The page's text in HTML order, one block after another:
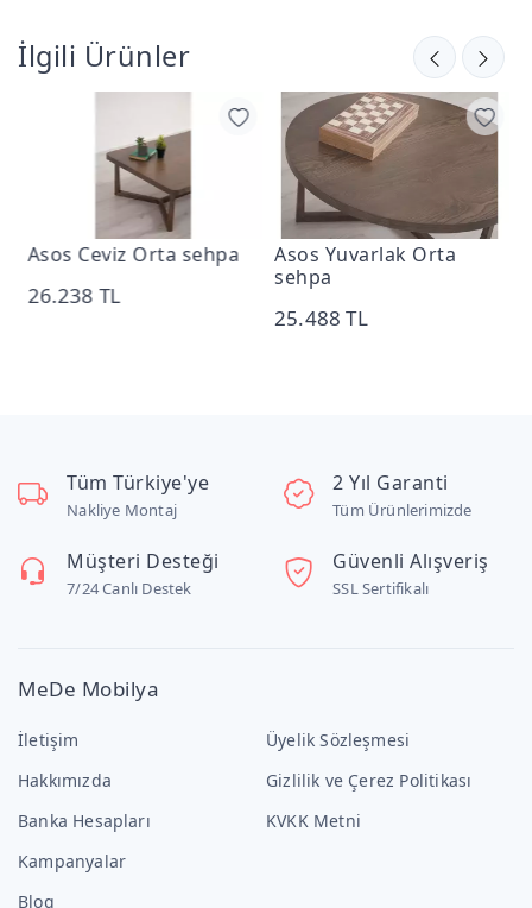
İlgili Ürünler
Asos Ceviz Orta sehpa
26.238 TL
Asos Yuvarlak Orta
sehpa
25.488 TL
Tüm Türkiye'ye
Nakliye Montaj
2 Yıl Garanti
Tüm Ürünlerimizde
Müşteri Desteği
7/24 Canlı Destek
Güvenli Alışveriş
SSL Sertifikalı
MeDe Mobilya
İletişim
Hakkımızda
Banka Hesapları
Kampanyalar
Blog
Üyelik Sözleşmesi
Gizlilik ve Çerez Politikası
KVKK Metni